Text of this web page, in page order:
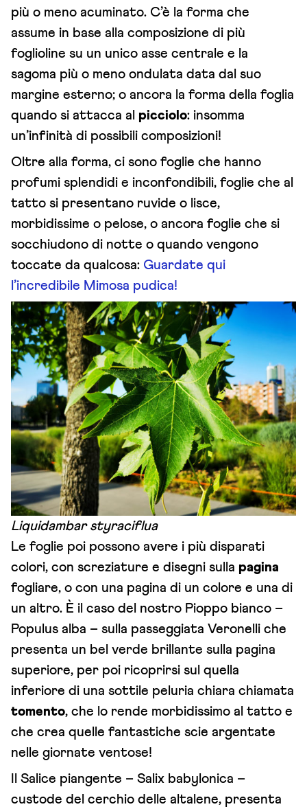
più o meno acuminato. C’è la forma che
assume in base alla composizione di più
foglioline su un unico asse centrale e la
sagoma più o meno ondulata data dal suo
margine esterno; o ancora la forma della foglia
quando si attacca al picciolo: insomma
un’infinità di possibili composizioni!
Oltre alla forma, ci sono foglie che hanno
profumi splendidi e inconfondibili, foglie che al
tatto si presentano ruvide o lisce,
morbidissime o pelose, o ancora foglie che si
socchiudono di notte o quando vengono
toccate da qualcosa: Guardate qui
l’incredibile Mimosa pudica!
Liquidambar styraciflua
Le foglie poi possono avere i più disparati
colori, con screziature e disegni sulla pagina
fogliare, o con una pagina di un colore e una di
un altro. È il caso del nostro Pioppo bianco –
Populus alba – sulla passeggiata Veronelli che
presenta un bel verde brillante sulla pagina
superiore, per poi ricoprirsi sul quella
inferiore di una sottile peluria chiara chiamata
tomento, che lo rende morbidissimo al tatto e
che crea quelle fantastiche scie argentate
nelle giornate ventose!
Il Salice piangente – Salix babylonica –
custode del cerchio delle altalene, presenta